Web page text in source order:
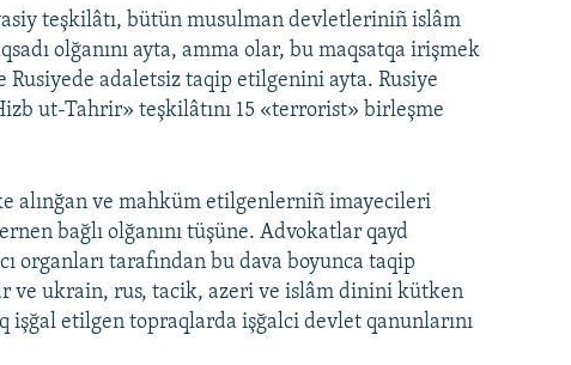
teşkilâtı, bütün musulman devletleriniñ islâm
olğanını ayta, amma olar, bu maqsatqa irişmek
adaletsiz taqip etilgenini ayta. Rusiye
ut-Tahrir» teşkilâtını 15 «terrorist» birleşme
alınğan ve mahküm etilgenlerniñ imayecileri
bağlı olğanını tüşüne. Advokatlar qayd
organları tarafından bu dava boyunca taqip
ve ukrain, rus, tacik, azeri ve islâm dinini kütken
etilgen topraqlarda işğalci devlet qanunlarını